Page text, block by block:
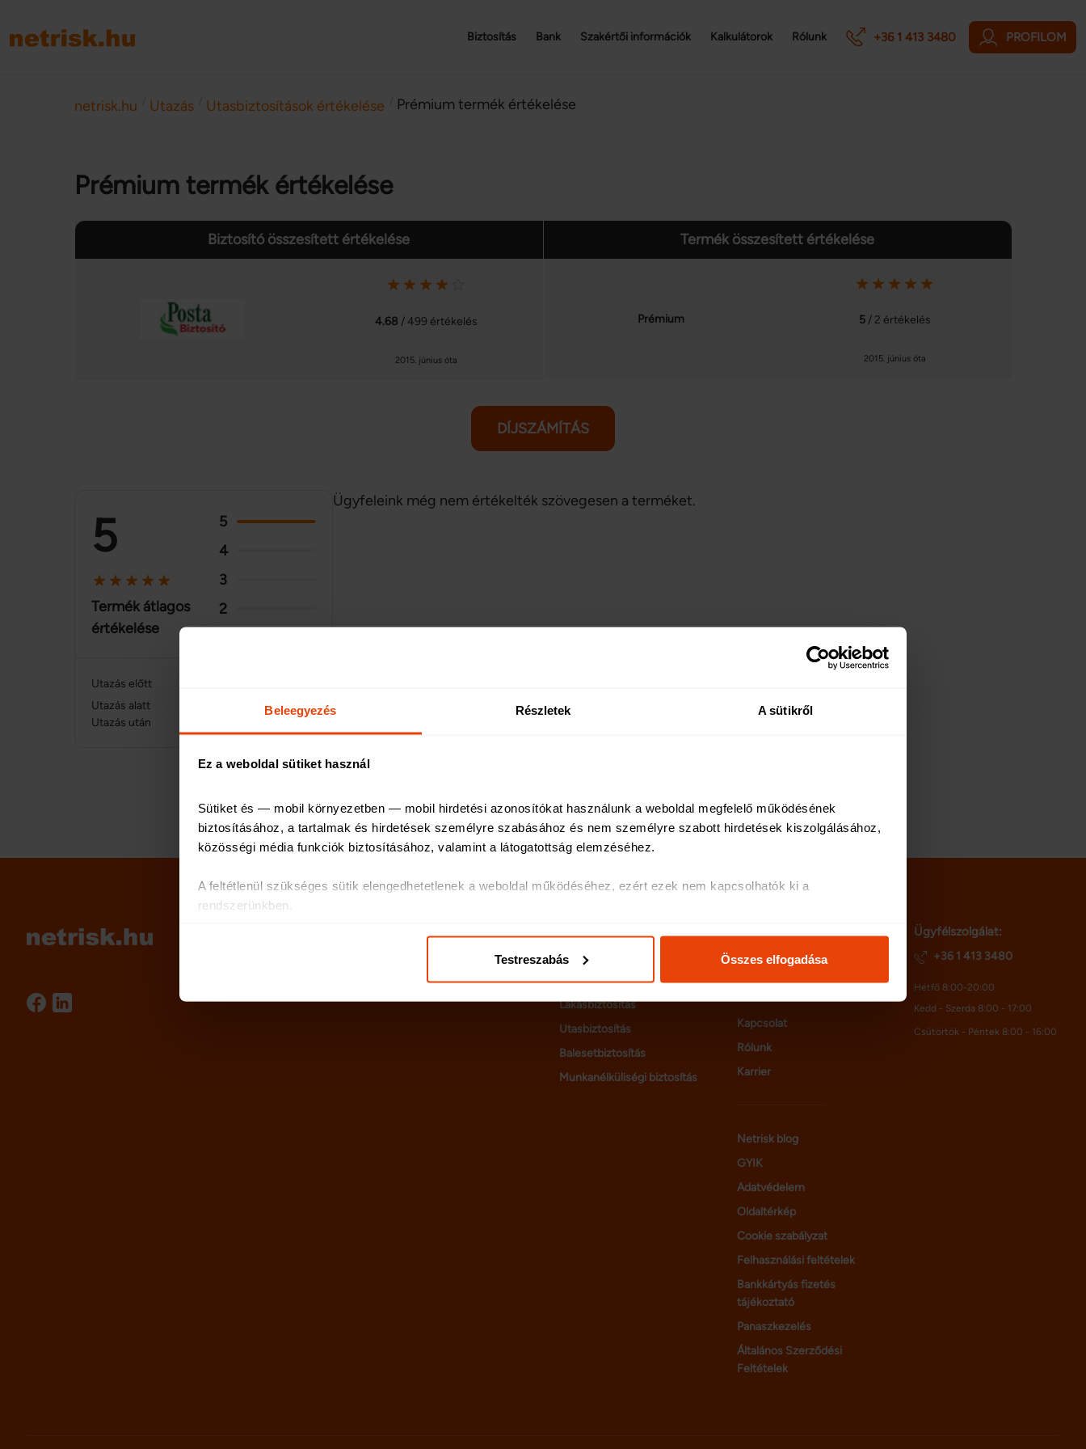
Beleegyezés Részletek A sütikről
Ez a weboldal sütiket használ
Sütiket és — mobil környezetben — mobil hirdetési azonosítókat használunk a weboldal megfelelő működésének
biztosításához, a tartalmak és hirdetések személyre szabásához és nem személyre szabott hirdetések kiszolgálásához,
közösségi média funkciók biztosításához, valamint a látogatottság elemzéséhez.
A feltétlenül szükséges sütik elengedhetetlenek a weboldal működéséhez, ezért ezek nem kapcsolhatók ki a
rendszerünkben.
Sütiket használunk a tartalmak és hirdetések személyre szabásához, közösségi funkciók biztosításához, valamint
weboldalforgalmunk elemzéséhez. Ezenkívül közösségi média-, hirdető- és elemező partnereinkkel megosztjuk az Ön
weboldalhasználatra vonatkozó adatait, akik kombinálhatják az adatokat más olyan adatokkal, amelyeket Ön adott meg
Testreszabás Összes elfogadása
Biztosítás Bank Szakértői információk Kalkulátorok Rólunk +36 1 413 3480 PROFILOM
netrisk.hu Utazás Utasbiztosítások értékelése Prémium termék értékelése
Prémium termék értékelése
Biztosító összesített értékelése
4.68 / 499 értékelés
2015. június óta
Termék összesített értékelése
Prémium 5/ 2 értékelés
2015. június óta
DÍJSZÁMÍTÁS
5
Termék átlagos
értékelése
5
4
3
2
Utazás előtt
Utazás alatt
Utazás után
Ügyfeleink még nem értékelték szövegesen a terméket.
Casco biztosítás
Autós kiegészítő biztosítás
Lakásbiztosítás
Utasbiztosítás
Balesetbiztosítás
Munkanélküliségi biztosítás
netriskauto.hu
Kapcsolat
Rólunk
Karrier
Netrisk blog
GYIK
Adatvédelem
Oldaltérkép
Cookie szabályzat
Felhasználási feltételek
Bankkártyás fizetés
tájékoztató
Panaszkezelés
Általános Szerződési
Feltételek
Ügyfélszolgálat:
+36 1 413 3480
Hétfő 8:00-20:00
Kedd - Szerda 8:00 - 17:00
Csütörtök - Péntek 8:00 - 16:00